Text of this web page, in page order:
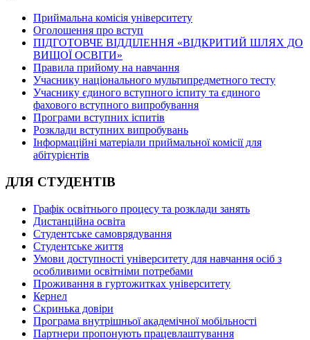
Приймальна комісія університету
Оголошення про вступ
ПІДГОТОВЧЕ ВІДДІЛЕННЯ «ВІДКРИТИЙ ШЛЯХ ДО
ВИЩОЇ ОСВІТИ»
Правила прийому на навчання
Учаснику національного мультипредметного тесту
Учаснику єдиного вступного іспиту та єдиного
фахового вступного випробування
Програми вступних іспитів
Розклади вступних випробувань
Інформаційні матеріали приймальної комісії для
абітурієнтів
ДЛЯ СТУДЕНТІВ
Графік освітнього процесу та розклади занять
Дистанційна освіта
Студентське самоврядування
Студентське життя
Умови доступності університету для навчання осіб з
особливими освітніми потребами
Проживання в гуртожитках університету
Кернел
Скринька довіри
Програма внутрішньої академічної мобільності
Партнери пропонують працевлаштування